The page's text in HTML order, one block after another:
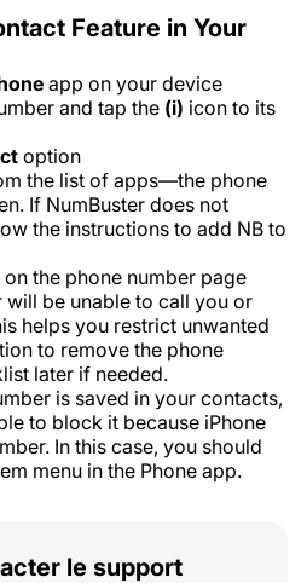
Feature in Your
app on your device
and tap the (i) icon to its
option
the list of apps—the phone
If NumBuster does not
the instructions to add NB to
the phone number page
be unable to call you or
helps you restrict unwanted
to remove the phone
later if needed.
is saved in your contacts,
to block it because iPhone
In this case, you should
menu in the Phone app.
le support